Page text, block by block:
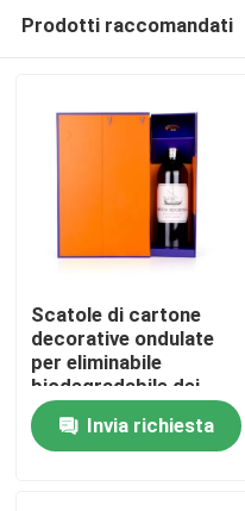
Casa
Prodotti
Prodotti raccomandati
Scatole di cartone
decorative ondulate
per eliminabile
biodegradabile dei
regali
Invia richiesta